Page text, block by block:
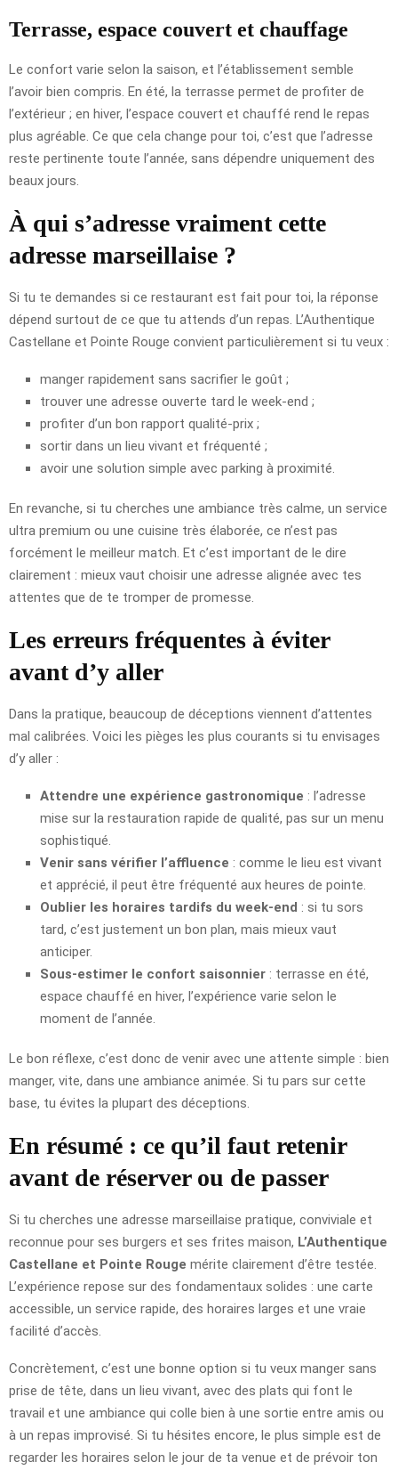
Terrasse, espace couvert et chauffage
Le confort varie selon la saison, et l’établissement semble
l’avoir bien compris. En été, la terrasse permet de profiter de
l’extérieur ; en hiver, l’espace couvert et chauffé rend le repas
plus agréable. Ce que cela change pour toi, c’est que l’adresse
reste pertinente toute l’année, sans dépendre uniquement des
beaux jours.
À qui s’adresse vraiment cette
adresse marseillaise ?
Si tu te demandes si ce restaurant est fait pour toi, la réponse
dépend surtout de ce que tu attends d’un repas. L’Authentique
Castellane et Pointe Rouge convient particulièrement si tu veux :
manger rapidement sans sacrifier le goût ;
trouver une adresse ouverte tard le week-end ;
profiter d’un bon rapport qualité-prix ;
sortir dans un lieu vivant et fréquenté ;
avoir une solution simple avec parking à proximité.
En revanche, si tu cherches une ambiance très calme, un service
ultra premium ou une cuisine très élaborée, ce n’est pas
forcément le meilleur match. Et c’est important de le dire
clairement : mieux vaut choisir une adresse alignée avec tes
attentes que de te tromper de promesse.
Les erreurs fréquentes à éviter
avant d’y aller
Dans la pratique, beaucoup de déceptions viennent d’attentes
mal calibrées. Voici les pièges les plus courants si tu envisages
d’y aller :
Attendre une expérience gastronomique : l’adresse
mise sur la restauration rapide de qualité, pas sur un menu
sophistiqué.
Venir sans vérifier l’affluence : comme le lieu est vivant
et apprécié, il peut être fréquenté aux heures de pointe.
Oublier les horaires tardifs du week-end : si tu sors
tard, c’est justement un bon plan, mais mieux vaut
anticiper.
Sous-estimer le confort saisonnier : terrasse en été,
espace chauffé en hiver, l’expérience varie selon le
moment de l’année.
Le bon réflexe, c’est donc de venir avec une attente simple : bien
manger, vite, dans une ambiance animée. Si tu pars sur cette
base, tu évites la plupart des déceptions.
En résumé : ce qu’il faut retenir
avant de réserver ou de passer
Si tu cherches une adresse marseillaise pratique, conviviale et
reconnue pour ses burgers et ses frites maison, L’Authentique
Castellane et Pointe Rouge mérite clairement d’être testée.
L’expérience repose sur des fondamentaux solides : une carte
accessible, un service rapide, des horaires larges et une vraie
facilité d’accès.
Concrètement, c’est une bonne option si tu veux manger sans
prise de tête, dans un lieu vivant, avec des plats qui font le
travail et une ambiance qui colle bien à une sortie entre amis ou
à un repas improvisé. Si tu hésites encore, le plus simple est de
regarder les horaires selon le jour de ta venue et de prévoir ton